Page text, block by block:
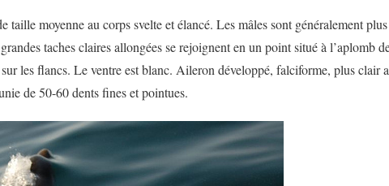
taille moyenne au corps svelte et élancé. Les mâles sont généralement
taches claires allongées se rejoignent en un point situé à l’aplomb
les flancs. Le ventre est blanc. Aileron développé, falciforme, plus clair
de 50-60 dents fines et pointues.